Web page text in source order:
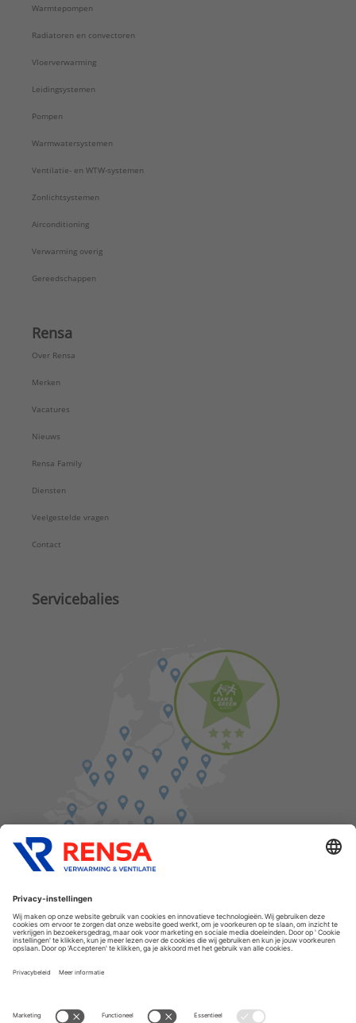
Warmtepompen
Radiatoren en convectoren
Vloerverwarming
Leidingsystemen
Pompen
Warmwatersystemen
Ventilatie- en WTW-systemen
Zonlichtsystemen
Airconditioning
Verwarming overig
Gereedschappen
Rensa
Over Rensa
Merken
Vacatures
Nieuws
Rensa Family
Diensten
Veelgestelde vragen
Contact
Servicebalies
Cookies
Privacyverklaring
Disclaimer